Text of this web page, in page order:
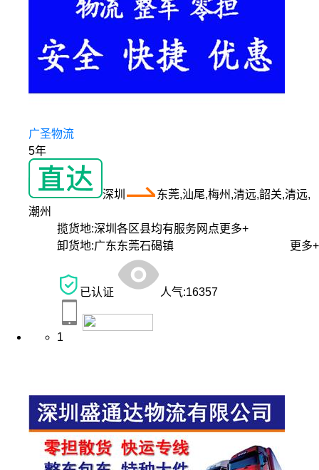
广圣物流
5年
深圳
东莞,汕尾,梅州,清远,韶关,清远,
潮州
揽货地:深圳各区县均有服务网点更多+
卸货地:广东东莞石碣镇 更多+
已认证 人气:16357
1